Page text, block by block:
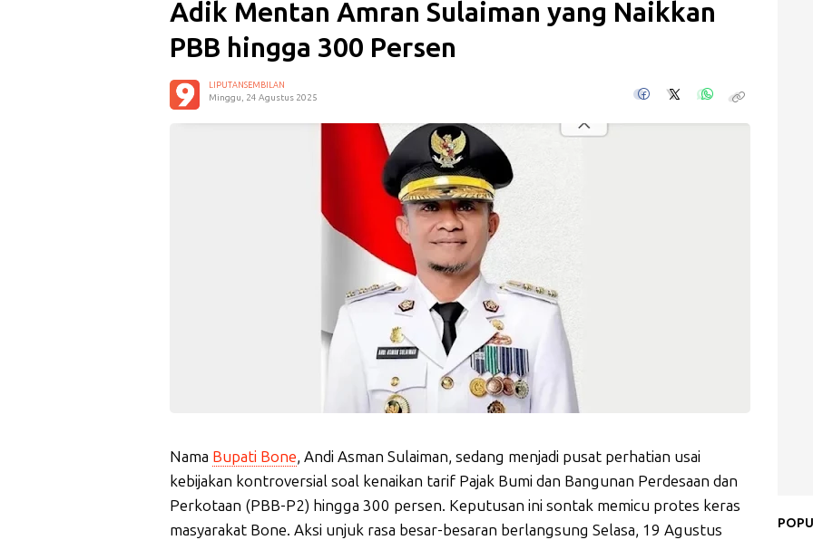
Adik Mentan Amran Sulaiman yang Naikkan
PBB hingga 300 Persen
LIPUTANSEMBILAN
Minggu, 24 Agustus 2025
Nama Bupati Bone, Andi Asman Sulaiman, sedang menjadi pusat perhatian usai
kebijakan kontroversial soal kenaikan tarif Pajak Bumi dan Bangunan Perdesaan dan
Perkotaan (PBB-P2) hingga 300 persen. Keputusan ini sontak memicu protes keras
masyarakat Bone. Aksi unjuk rasa besar-besaran berlangsung Selasa, 19 Agustus